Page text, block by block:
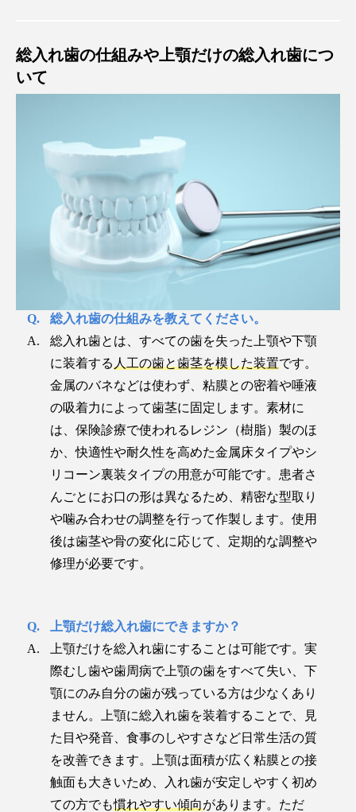
総入れ歯の仕組みや上顎だけの総入れ歯につ
いて
総入れ歯の仕組みを教えてください。
総入れ歯とは、すべての歯を失った上顎や下顎
に装着する 人工の歯と歯茎を模した装置です。
金属のバネなどは使わず、粘膜との密着や唾液
の吸着力によって歯茎に固定します。素材に
は、保険診療で使われるレジン（樹脂）製のほ
か、快適性や耐久性を高めた金属床タイプやシ
リコーン裏装タイプの用意が可能です。患者さ
んごとにお口の形は異なるため、精密な型取り
や噛み合わせの調整を行って作製します。使用
後は歯茎や骨の変化に応じて、定期的な調整や
修理が必要です。
上顎だけ総入れ歯にできますか？
上顎だけを総入れ歯にすることは可能です。実
際むし歯や歯周病で上顎の歯をすべて失い、下
顎にのみ自分の歯が残っている方は少なくあり
ません。上顎に総入れ歯を装着することで、見
た目や発音、食事のしやすさなど日常生活の質
を改善できます。上顎は面積が広く粘膜との接
触面も大きいため、入れ歯が安定しやすく初め
ての方でも慣れやすい傾向があります。ただ